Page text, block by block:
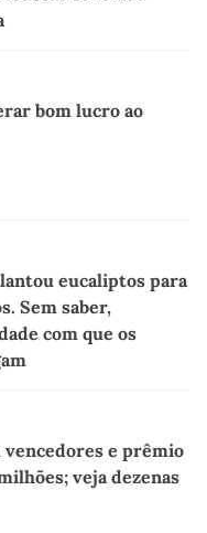
bom lucro ao
eucaliptos para
Sem saber,
com que os
vencedores e prêmio
veja dezenas